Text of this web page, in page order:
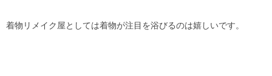
着物リメイク屋としては着物が注目を浴びるのは嬉しいです。